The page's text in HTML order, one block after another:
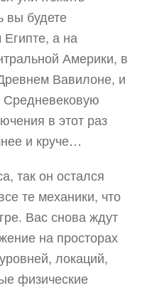
вы будете
а на
Америки, в
Вавилоне, и
Средневековую
в этот раз
и круче…
так он остался
те механики, что
Вас снова ждут
на просторах
локаций,
физические